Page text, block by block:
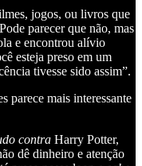
jogos, ou livros que
parecer que não, mas
e encontrou alívio
esteja preso em um
tivesse sido assim”.
parece mais interessante
contra Harry Potter,
dê dinheiro e atenção